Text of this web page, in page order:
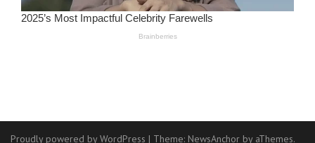
Proudly powered by WordPress | Theme: NewsAnchor by aThemes.